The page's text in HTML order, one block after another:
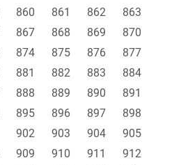
860 861 862
863
867 868 869
870
874 875 876
877
881 882 883
884
888 889 890
891
895 896 897
898
902 903 904
905
909 910 911
912